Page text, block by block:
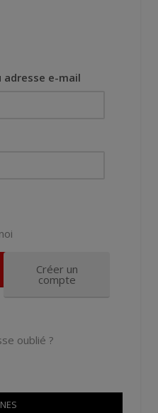
e-mail
Créer un
compte
oublié ?